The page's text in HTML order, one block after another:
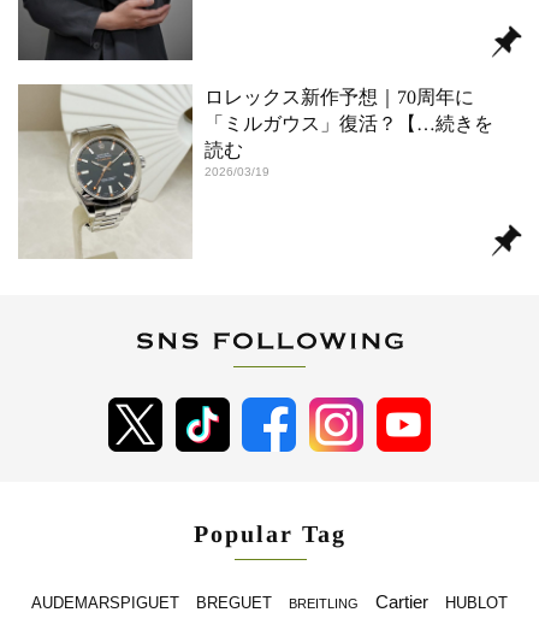
ロレックス新作予想｜70周年に
「ミルガウス」復活？【 …続きを
読む
2026/03/19
Popular Tag
AUDEMARSPIGUET BREGUET BREITLING Cartier HUBLOT